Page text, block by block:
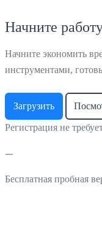
Начните
Начните экономить
инструментами,
Загрузить
Регистрация не
Бесплатная пробная